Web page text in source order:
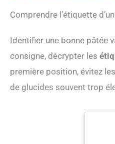
Comprendre l’étiquette
Identifier une bonne pâtée
consigne, décrypter les
première position, évitez
de glucides souvent trop